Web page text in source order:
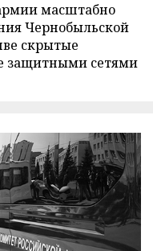
масштабно
Чернобыльской
скрытые
защитными сетями